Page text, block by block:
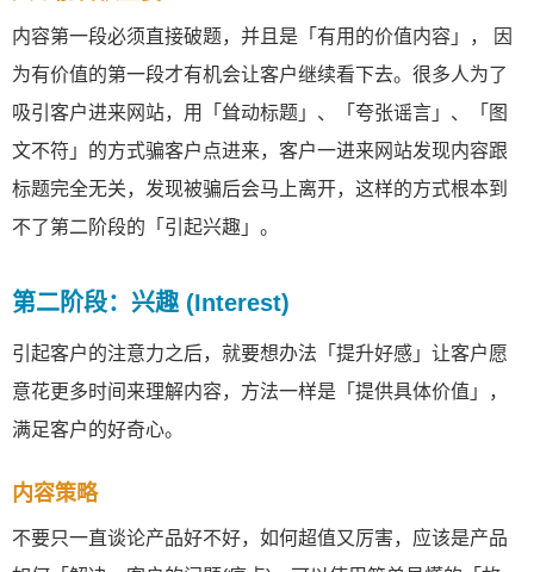
内容第一段必须直接破题，并且是「有用的价值内容」， 因
为有价值的第一段才有机会让客户继续看下去。很多人为了
吸引客户进来网站，用「耸动标题」、「夸张谣言」、「图
文不符」的方式骗客户点进来，客户一进来网站发现内容跟
标题完全无关，发现被骗后会马上离开，这样的方式根本到
不了第二阶段的「引起兴趣」。
第二阶段：兴趣 (Interest)
引起客户的注意力之后，就要想办法「提升好感」让客户愿
意花更多时间来理解内容，方法一样是「提供具体价值」，
满足客户的好奇心。
内容策略
不要只一直谈论产品好不好，如何超值又厉害，应该是产品